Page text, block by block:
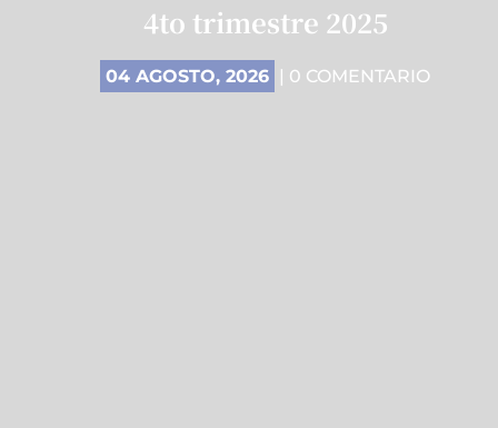
4to trimestre 2025
04 AGOSTO, 2026 | 0 COMENTARIO